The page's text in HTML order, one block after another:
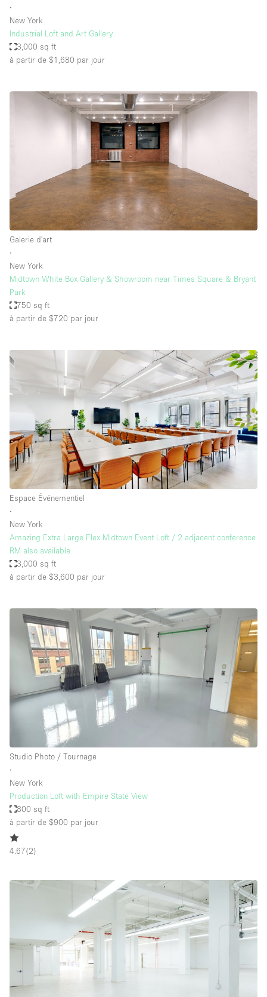
∙
New York
Industrial Loft and Art Gallery
3,000 sq ft
à partir de $1,680 par jour
Galerie d'art
∙
New York
Midtown White Box Gallery & Showroom near Times Square & Bryant
Park
750 sq ft
à partir de $720 par jour
Espace Événementiel
∙
New York
Amazing Extra Large Flex Midtown Event Loft / 2 adjacent conference
RM also available
3,000 sq ft
à partir de $3,600 par jour
Studio Photo / Tournage
∙
New York
Production Loft with Empire State View
800 sq ft
à partir de $900 par jour
4.67(2)